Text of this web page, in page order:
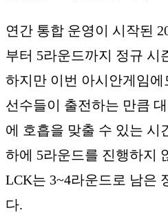
연간 통합 운영이 시작된
부터 5라운드까지 정규 시
하지만 이번 아시안게임
선수들이 출전하는 만큼
에 호흡을 맞출 수 있는 시
하에 5라운드를 진행하지
LCK는 3~4라운드로 남은
다.